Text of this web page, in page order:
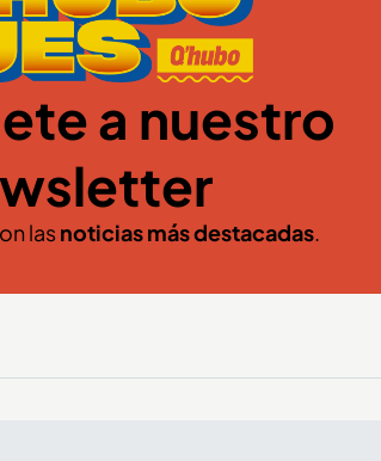
a nuestro
lasnoticias más destacadas.